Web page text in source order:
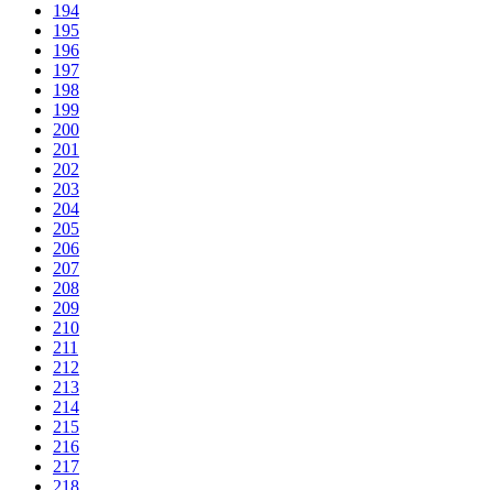
194
195
196
197
198
199
200
201
202
203
204
205
206
207
208
209
210
211
212
213
214
215
216
217
218